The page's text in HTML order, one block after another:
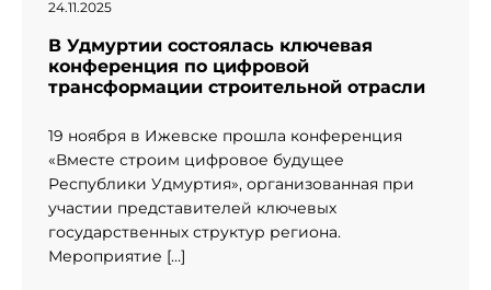
24.11.2025
В Удмуртии состоялась ключевая
конференция по цифровой
трансформации строительной отрасли
19 ноября в Ижевске прошла конференция
«Вместе строим цифровое будущее
Республики Удмуртия», организованная при
участии представителей ключевых
государственных структур региона.​
Мероприятие […]